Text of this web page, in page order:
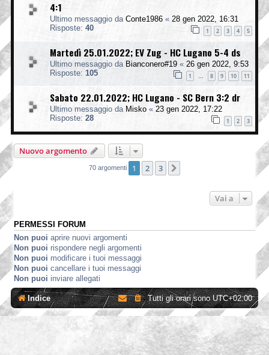
4:1
Ultimo messaggio da Conte1986 « 28 gen 2022, 16:31
Risposte: 40 1 2 3 4 5
Martedì 25.01.2022; EV Zug - HC Lugano 5-4 ds
Ultimo messaggio da Bianconero#19 « 26 gen 2022, 9:53
Risposte: 105 1 … 8 9 10 11
Sabato 22.01.2022; HC Lugano - SC Bern 3:2 dr
Ultimo messaggio da Misko « 23 gen 2022, 17:22
Risposte: 28 1 2 3
Nuovo argomento
70 argomenti 1 2 3
Vai a
PERMESSI FORUM
Non puoi aprire nuovi argomenti
Non puoi rispondere negli argomenti
Non puoi modificare i tuoi messaggi
Non puoi cancellare i tuoi messaggi
Non puoi inviare allegati
Indice Tutti gli orari sonoUTC+02:00